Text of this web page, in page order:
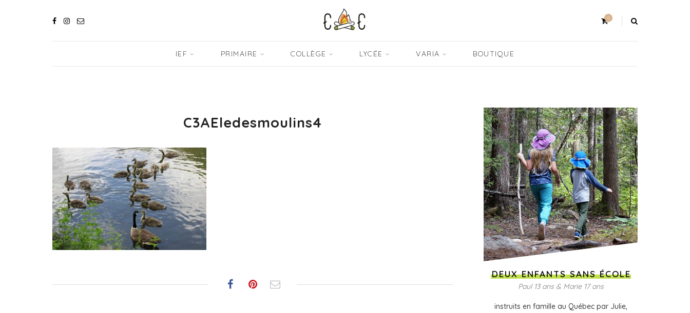
0
IEF PRIMAIRE COLLÈGE LYCÉE VARIA BOUTIQUE
C3AEledesmoulins4
DEUX ENFANTS SANS ÉCOLE
Paul 13 ans & Marie 17 ans
instruits en famille au Québec par Julie,